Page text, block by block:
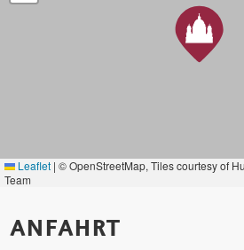
Leaflet | © OpenStreetMap, Tiles courtesy of
Team
ANFAHRT